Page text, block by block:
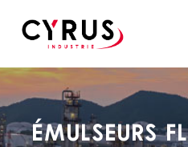
Émulseurs